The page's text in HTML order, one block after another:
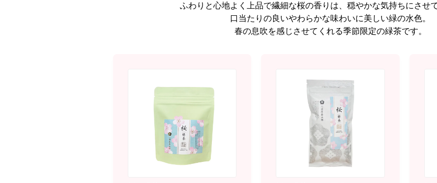
ふわりと心地よく上品で繊細な桜の香りは、 穏やかな気持ちにさせ
口当たりの良いやわらかな味わいに美しい緑の水色。
春の息吹を感じさせてくれる季節限定の緑茶です。